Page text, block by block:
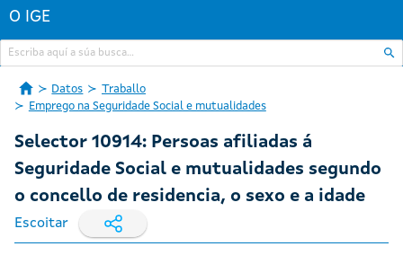
O IGE
Datos
Traballo
Emprego na Seguridade Social e mutualidades
Selector 10914: Persoas afiliadas á
Seguridade Social e mutualidades segundo
o concello de residencia, o sexo e a idade
Escoitar